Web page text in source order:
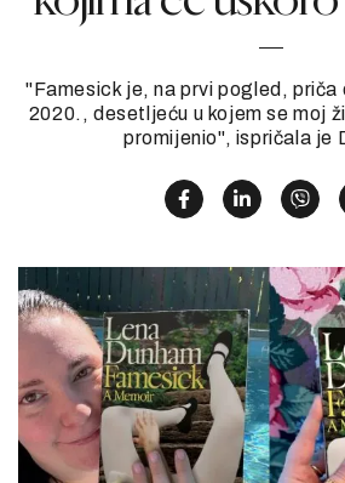
"Famesick je, na prvi pogled, priča
2020., desetljeću u kojem se moj
promijenio", ispričala je